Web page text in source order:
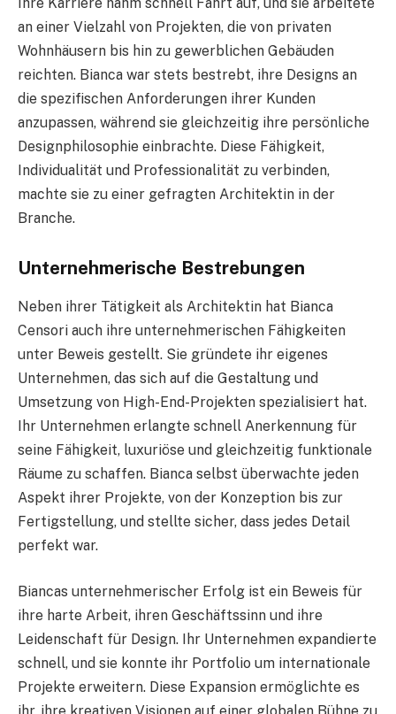
an einer Vielzahl von Projekten, die von privaten
Wohnhäusern bis hin zu gewerblichen Gebäuden
reichten. Bianca war stets bestrebt, ihre Designs an
die spezifischen Anforderungen ihrer Kunden
anzupassen, während sie gleichzeitig ihre persönliche
Designphilosophie einbrachte. Diese Fähigkeit,
Individualität und Professionalität zu verbinden,
machte sie zu einer gefragten Architektin in der
Branche.
Unternehmerische Bestrebungen
Neben ihrer Tätigkeit als Architektin hat Bianca
Censori auch ihre unternehmerischen Fähigkeiten
unter Beweis gestellt. Sie gründete ihr eigenes
Unternehmen, das sich auf die Gestaltung und
Umsetzung von High-End-Projekten spezialisiert hat.
Ihr Unternehmen erlangte schnell Anerkennung für
seine Fähigkeit, luxuriöse und gleichzeitig funktionale
Räume zu schaffen. Bianca selbst überwachte jeden
Aspekt ihrer Projekte, von der Konzeption bis zur
Fertigstellung, und stellte sicher, dass jedes Detail
perfekt war.
Biancas unternehmerischer Erfolg ist ein Beweis für
ihre harte Arbeit, ihren Geschäftssinn und ihre
Leidenschaft für Design. Ihr Unternehmen expandierte
schnell, und sie konnte ihr Portfolio um internationale
Projekte erweitern. Diese Expansion ermöglichte es